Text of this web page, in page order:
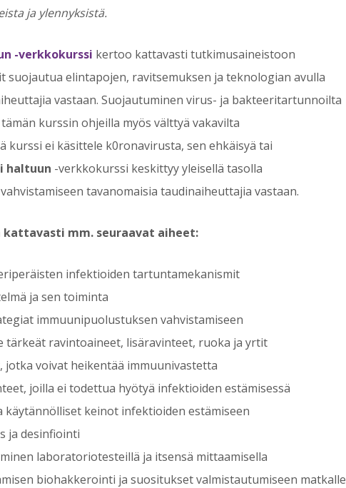
ja ylennyksistä.
-verkkokurssi kertoo kattavasti tutkimusaineistoon
suojautua elintapojen, ravitsemuksen ja teknologian avulla
vastaan. Suojautuminen virus- ja bakteeritartunnoilta
kurssin ohjeilla myös välttyä vakavilta
kurssi ei käsittele k0ronavirusta, sen ehkäisyä tai
haltuun -verkkokurssi keskittyy yleisellä tasolla
tavanomaisia taudinaiheuttajia vastaan.
kattavasti mm. seuraavat aiheet:
infektioiden tartuntamekanismit
ja sen toiminta
immuunipuolustuksen vahvistamiseen
tärkeät ravintoaineet, lisäravinteet, ruoka ja yrtit
jotka voivat heikentää immuunivastetta
joilla ei todettua hyötyä infektioiden estämisessä
käytännölliset keinot infektioiden estämiseen
ja desinfiointi
laboratoriotesteillä ja itsensä mittaamisella
biohakkerointi ja suositukset valmistautumiseen matkalle